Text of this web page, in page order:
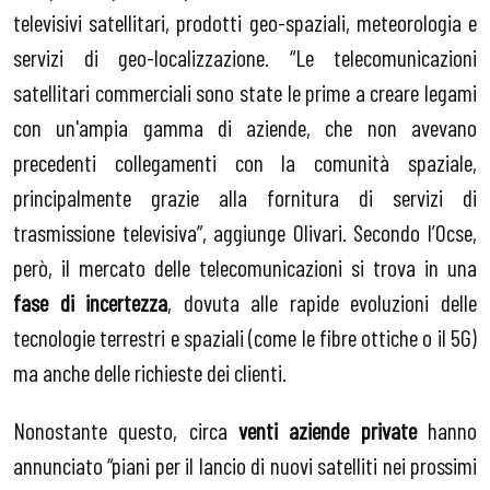
televisivi satellitari, prodotti geo-spaziali, meteorologia e
servizi di geo-localizzazione. “Le telecomunicazioni
satellitari commerciali sono state le prime a creare legami
con un'ampia gamma di aziende, che non avevano
precedenti collegamenti con la comunità spaziale,
principalmente grazie alla fornitura di servizi di
trasmissione televisiva”, aggiunge Olivari. Secondo l’Ocse,
però, il mercato delle telecomunicazioni si trova in una
fase di incertezza, dovuta alle rapide evoluzioni delle
tecnologie terrestri e spaziali (come le fibre ottiche o il 5G)
ma anche delle richieste dei clienti.
Nonostante questo, circa venti aziende privatehanno
annunciato “piani per il lancio di nuovi satelliti nei prossimi